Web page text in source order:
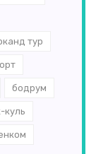
тур
бодрум
куль